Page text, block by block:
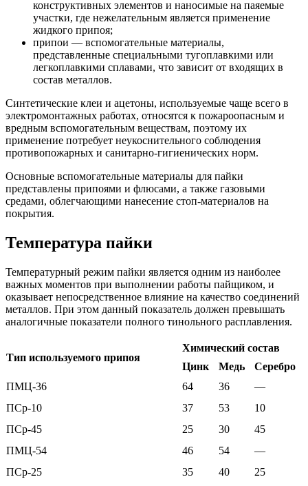
конструктивных элементов и наносимые на паяемые
участки, где нежелательным является применение
жидкого припоя;
припои — вспомогательные материалы,
представленные специальными тугоплавкими или
легкоплавкими сплавами, что зависит от входящих в
состав металлов.
Синтетические клеи и ацетоны, используемые чаще всего в
электромонтажных работах, относятся к пожароопасным и
вредным вспомогательным веществам, поэтому их
применение потребует неукоснительного соблюдения
противопожарных и санитарно-гигиенических норм.
Основные вспомогательные материалы для пайки
представлены припоями и флюсами, а также газовыми
средами, облегчающими нанесение стоп-материалов на
покрытия.
Температура пайки
Температурный режим пайки является одним из наиболее
важных моментов при выполнении работы пайщиком, и
оказывает непосредственное влияние на качество соединений
металлов. При этом данный показатель должен превышать
аналогичные показатели полного тинольного расплавления.
Тип используемого припоя
Химический состав
Цинк
Медь
Серебро
ПМЦ-36
64 36
—
ПСр-10
37 53
10
ПСр-45
25 30
45
ПМЦ-54
46 54
—
ПСр-25
35 40
25